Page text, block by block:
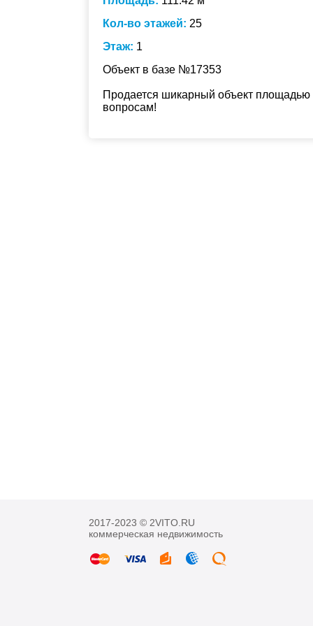
Кол-во этажей: 25
Этаж: 1
Объект в базе №17353
Продается шикарный объект
вопросам!
2017-2023 © 2VITO.RU
коммерческая недвижимость